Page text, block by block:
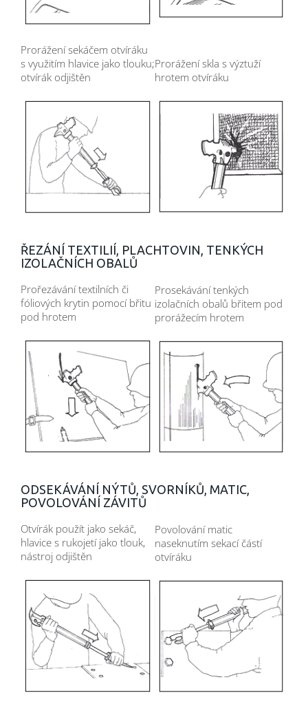
Prorážení sekáčem otvíráku
s využitím hlavice jako tlouku;
otvírák odjištěn
Prorážení skla s výztuží
hrotem otvíráku
ŘEZÁNÍ TEXTILIÍ, PLACHTOVIN, TENKÝCH
IZOLAČNÍCH OBALŮ
Prořezávání textilních či
fóliových krytin pomocí břitu
pod hrotem
Prosekávání tenkých
izolačních obalů břitem pod
prorážecím hrotem
ODSEKÁVÁNÍ NÝTŮ, SVORNÍKŮ, MATIC,
POVOLOVÁNÍ ZÁVITŮ
Otvírák použít jako sekáč,
hlavice s rukojetí jako tlouk,
nástroj odjištěn
Povolování matic
naseknutím sekací částí
otvíráku